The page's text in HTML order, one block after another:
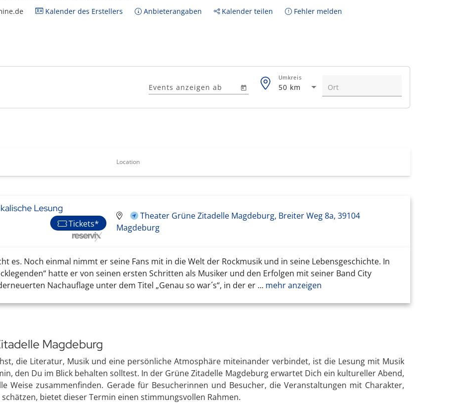
Kalender des Erstellers Anbieterangaben Kalender teilen Fehler melden
Events anzeigen ab 50 km
Umkreis
Location
Lesung
Tickets*
Theater Grüne Zitadelle Magdeburg, Breiter Weg 8a, 39104
Magdeburg
es. Noch einmal nimmt er seine Fans mit in die Welt der Rockmusik und in seine Lebensgeschichte. In
hatte er von seinen ersten Schritten als Musiker und den Erfolgen mit seiner Band City
Nachauflage unter dem Titel „Genau so war´s“, in der er ... mehr anzeigen
Magdeburg
die Literatur, Musik und eine persönliche Atmosphäre miteinander verbindet, ist die Lesung mit Musik
den Du im Blick behalten solltest. In der Grüne Zitadelle Magdeburg erwartet Dich ein kultureller Abend,
Weise zusammenfinden. Gerade für Besucherinnen und Besucher, die Veranstaltungen mit Charakter,
bietet dieser Termin einen stimmungsvollen Rahmen.